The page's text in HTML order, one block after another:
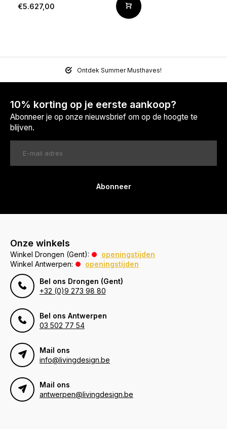
€5.627,00
Ontdek Summer Musthaves!
10% korting op je eerste aankoop?
Abonneer je op onze nieuwsbrief om op de hoogte te
blijven.
Abonneer
Onze winkels
Winkel Drongen (Gent):
openingstijden
Winkel Antwerpen:
openingstijden
Bel ons Drongen (Gent)
+32 (0)9 273 98 80
Bel ons Antwerpen
03 502 77 54
Mail ons
info@livingdesign.be
Mail ons
antwerpen@livingdesign.be